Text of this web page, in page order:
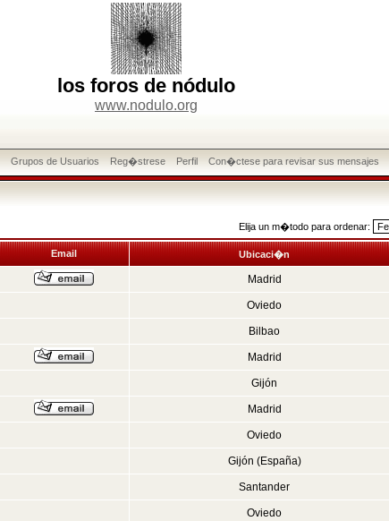
los foros de nódulo
www.nodulo.org
Grupos de Usuarios Reg�strese Perfil Con�ctese para revisar sus mensajes
Elija un m�todo para ordenar:
Email Ubicaci�n
Madrid
Oviedo
Bilbao
Madrid
Gijón
Madrid
Oviedo
Gijón (España)
Santander
Oviedo